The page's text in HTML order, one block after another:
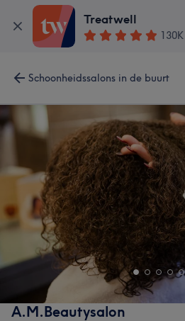
Treatwell
130K
Schoonheidssalons in de buurt
A.M.Beautysalon